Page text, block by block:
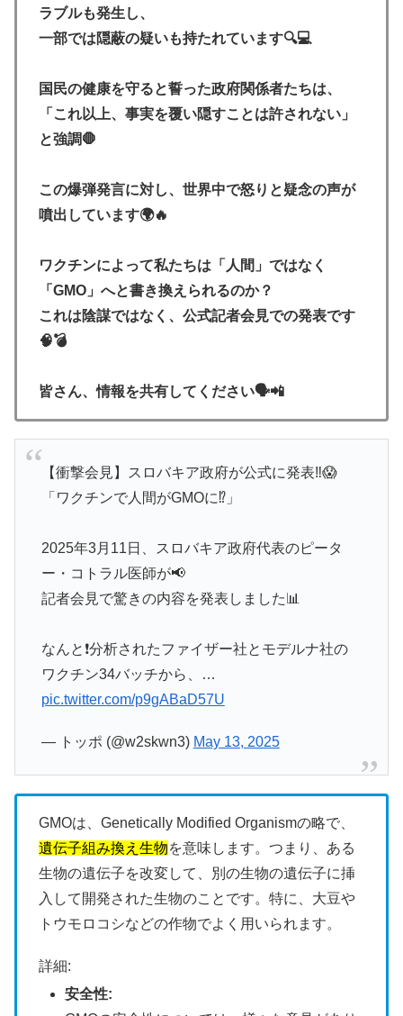
ラブルも発生し、
一部では隠蔽の疑いも持たれています🔍💻
国民の健康を守ると誓った政府関係者たちは、
「これ以上、事実を覆い隠すことは許されない」
と強調🛑
この爆弾発言に対し、世界中で怒りと疑念の声が
噴出しています🌍🔥
ワクチンによって私たちは「人間」ではなく
「GMO」へと書き換えられるのか？
これは陰謀ではなく、公式記者会見での発表です
🧠💣
皆さん、情報を共有してください🗣️📲
【衝撃会見】スロバキア政府が公式に発表‼️😱
「ワクチンで人間がGMOに⁉️」
2025年3月11日、スロバキア政府代表のピータ
ー・コトラル医師が📢
記者会見で驚きの内容を発表しました📊
なんと❗分析されたファイザー社とモデルナ社の
ワクチン34バッチから、…
pic.twitter.com/p9gABaD57U
— トッポ (@w2skwn3) May 13, 2025
GMOは、Genetically Modified Organismの略で、
遺伝子組み換え生物を意味します。 つまり、ある
生物の遺伝子を改変して、別の生物の遺伝子に挿
入して開発された生物のことです。 特に、大豆や
トウモロコシなどの作物でよく用いられます。
詳細:
安全性: